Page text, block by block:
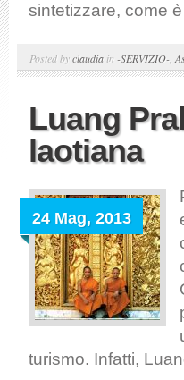
sintetizzare, come
Posted byclaudia in -SERVIZIO-
Luang
laotiana
24 Mag, 2013
turismo. Infatti,